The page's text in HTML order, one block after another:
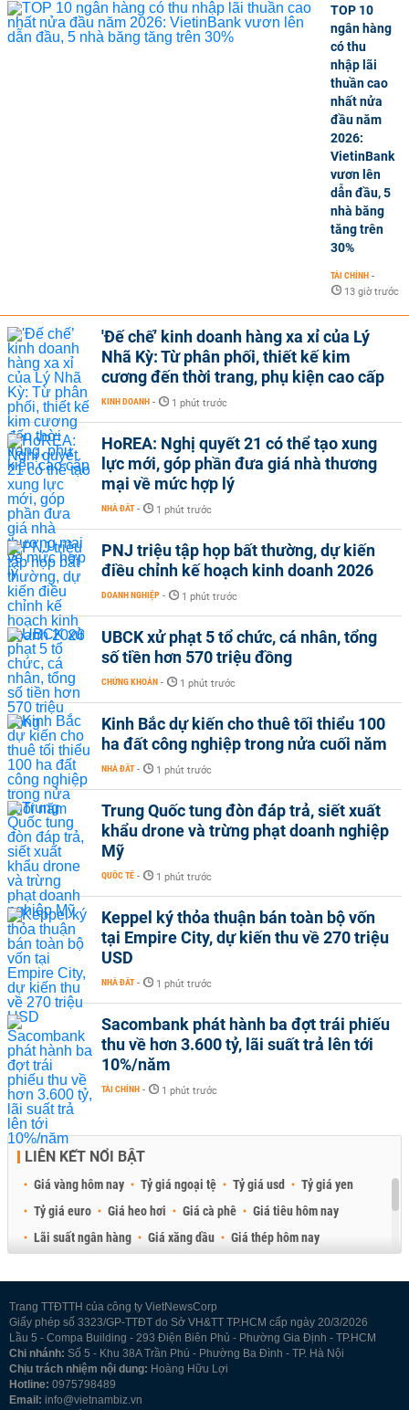
TOP 10
ngân hàng
có thu
nhập lãi
thuần cao
nhất nửa
đầu năm
2026:
VietinBank
vươn lên
dẫn đầu, 5
nhà băng
tăng trên
30%
TÀI CHÍNH -
13 giờ trước
'Đế chế’ kinh doanh hàng xa xỉ của Lý
Nhã Kỳ: Từ phân phối, thiết kế kim
cương đến thời trang, phụ kiện cao cấp
KINH DOANH - 1 phút trước
HoREA: Nghị quyết 21 có thể tạo xung
lực mới, góp phần đưa giá nhà thương
mại về mức hợp lý
NHÀ ĐẤT - 1 phút trước
PNJ triệu tập họp bất thường, dự kiến
điều chỉnh kế hoạch kinh doanh 2026
DOANH NGHIỆP - 1 phút trước
UBCK xử phạt 5 tổ chức, cá nhân, tổng
số tiền hơn 570 triệu đồng
CHỨNG KHOÁN - 1 phút trước
Kinh Bắc dự kiến cho thuê tối thiểu 100
ha đất công nghiệp trong nửa cuối năm
NHÀ ĐẤT - 1 phút trước
Trung Quốc tung đòn đáp trả, siết xuất
khẩu drone và trừng phạt doanh nghiệp
Mỹ
QUỐC TẾ - 1 phút trước
Keppel ký thỏa thuận bán toàn bộ vốn
tại Empire City, dự kiến thu về 270 triệu
USD
NHÀ ĐẤT - 1 phút trước
Sacombank phát hành ba đợt trái phiếu
thu về hơn 3.600 tỷ, lãi suất trả lên tới
10%/năm
TÀI CHÍNH - 1 phút trước
LIÊN KẾT NỔI BẬT
Giá vàng hôm nay Tỷ giá ngoại tệ Tỷ giá usd
Tỷ giá yen
Tỷ giá euro
Giá heo hơi Giá cà phê
Giá tiêu hôm nay
Lãi suất ngân hàng
Giá xăng dầu
Giá thép hôm nay
Trang TTĐTTH của công ty VietNewsCorp
Giấy phép số 3323/GP-TTĐT do Sở VH&TT TP.HCM cấp ngày 20/3/2026
Lầu 5 - Compa Building - 293 Điện Biên Phủ - Phường Gia Định - TP.HCM
Chi nhánh: Số 5 - Khu 38A Trần Phú - Phường Ba Đình - TP. Hà Nội
Chịu trách nhiệm nội dung: Hoàng Hữu Lợi
Hotline: 0975798489
Email: info@vietnambiz.vn